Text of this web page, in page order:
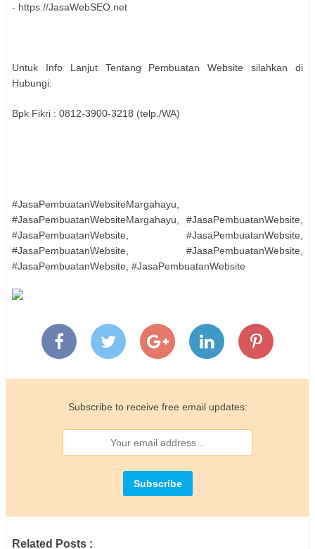
- https://JasaWebSEO.net
Untuk Info Lanjut Tentang Pembuatan Website silahkan di
Hubungi:
Bpk Fikri : 0812-3900-3218 (telp./WA)
#JasaPembuatanWebsiteMargahayu,
#JasaPembuatanWebsiteMargahayu, #JasaPembuatanWebsite,
#JasaPembuatanWebsite, #JasaPembuatanWebsite,
#JasaPembuatanWebsite, #JasaPembuatanWebsite,
#JasaPembuatanWebsite, #JasaPembuatanWebsite
Subscribe to receive free email updates:
Related Posts :